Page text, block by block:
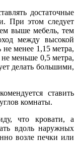
достаточные
При этом следует
выше мебель, тем
между высокой
менее 1,15 метра,
меньше 0,5 метра,
делать большими,
ставить
комнаты.
что кровати, а
вдоль наружных
возле печки или